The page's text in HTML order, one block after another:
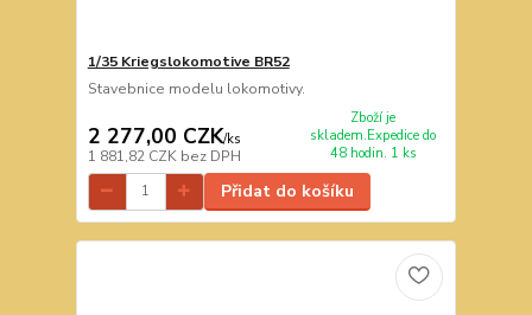
1/35 Kriegslokomotive BR52
Stavebnice modelu lokomotivy.
2 277,00 CZK/ks
1 881,82 CZK bez DPH
Zboží je
skladem.Expedice do
48 hodin. 1 ks
Přidat do košíku